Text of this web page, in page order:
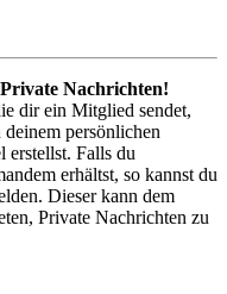
Nachrichten!
dir ein Mitglied sendet,
persönlichen
erstellst. Falls du
erhältst, so kannst du
Dieser kann dem
Private Nachrichten zu